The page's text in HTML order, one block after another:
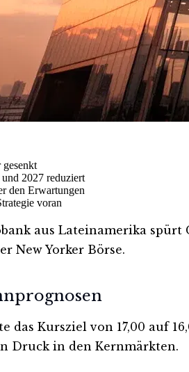
2027 reduziert
den Erwartungen
voran
aus Lateinamerika
New Yorker Börse.
das Kursziel von 17,00 auf
Druck in den Kernmärkten.